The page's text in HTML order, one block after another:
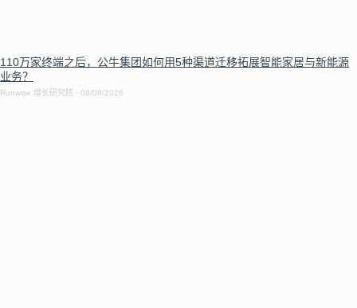
110万家终端之后，公牛集团如何用5种渠道迁移拓展智能家居与新能源
业务？
Runwise 增长研究院 08/08/2026